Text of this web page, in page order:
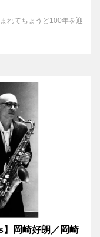
れてちょうど100年を迎
】岡崎好朗／岡崎